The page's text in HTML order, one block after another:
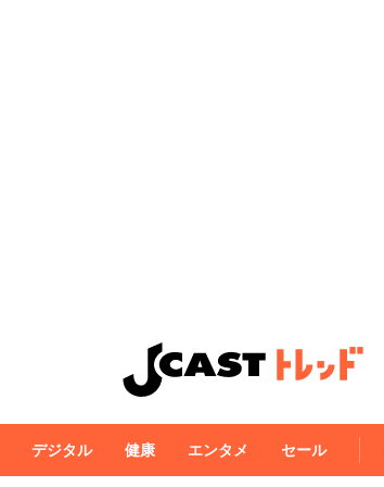
デジタル 健康 エンタメ セール